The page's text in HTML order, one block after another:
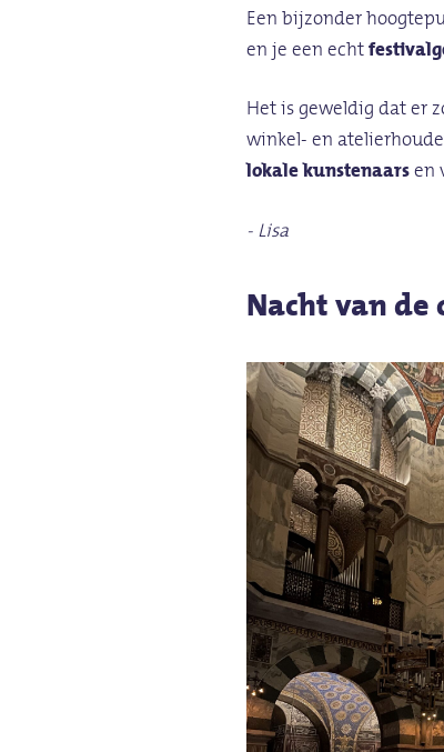
Een bijzonder
en je een echt
Het is geweldig dat er
winkel- en
lokale kunstenaarsen
- Lisa
Nacht van de